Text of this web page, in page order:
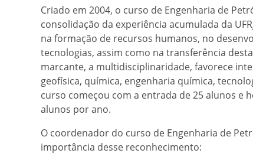
Criado em 2004, o curso de Engenharia de
consolidação da experiência acumulada da
na formação de recursos humanos, no
tecnologias, assim como na transferência
marcante, a multidisciplinaridade, favorece
geofísica, química, engenharia química,
curso começou com a entrada de 25 alunos e
alunos por ano.
O coordenador do curso de Engenharia de
importância desse reconhecimento: